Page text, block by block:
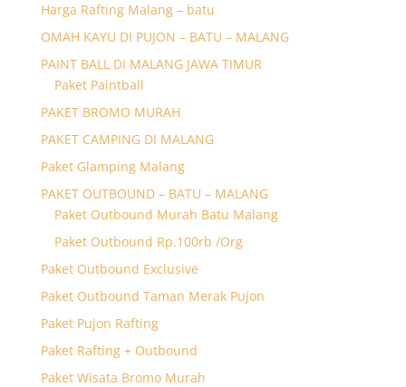
Harga Rafting Malang – batu
OMAH KAYU DI PUJON – BATU – MALANG
PAINT BALL DI MALANG JAWA TIMUR
Paket Paintball
PAKET BROMO MURAH
PAKET CAMPING DI MALANG
Paket Glamping Malang
PAKET OUTBOUND – BATU – MALANG
Paket Outbound Murah Batu Malang
Paket Outbound Rp.100rb /Org
Paket Outbound Exclusive
Paket Outbound Taman Merak Pujon
Paket Pujon Rafting
Paket Rafting + Outbound
Paket Wisata Bromo Murah